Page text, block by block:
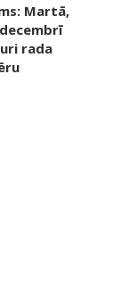
Martā,
rada